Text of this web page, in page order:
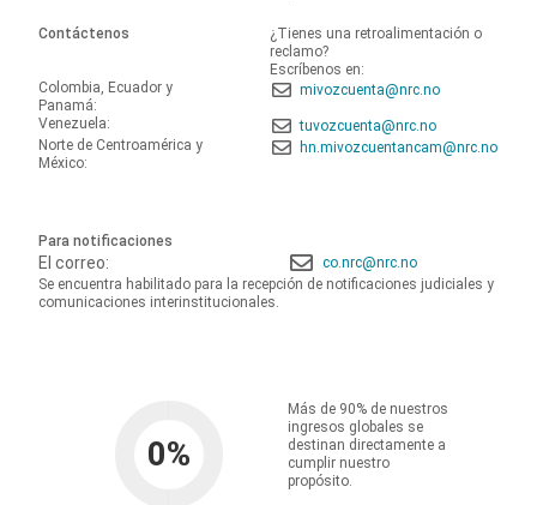
Contáctenos
¿Tienes una retroalimentación o
reclamo?
Escríbenos en:
Colombia, Ecuador y
Panamá:
mivozcuenta@nrc.no
Venezuela:
tuvozcuenta@nrc.no
Norte de Centroamérica y
México:
hn.mivozcuentancam@nrc.no
Para notificaciones
El correo:
co.nrc@nrc.no
Se encuentra habilitado para la recepción de notificaciones judiciales y
comunicaciones interinstitucionales.
0%
Más de 90% de nuestros
ingresos globales se
destinan directamente a
cumplir nuestro
propósito.